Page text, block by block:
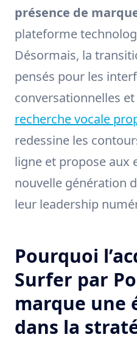
présence de
plateforme
Désormais, la
pensés pour les
conversationnelles et
recherche vocale
redessine les
ligne et propose aux
nouvelle génération
leur leadership
Pourquoi
Surfer par
marque une
dans la